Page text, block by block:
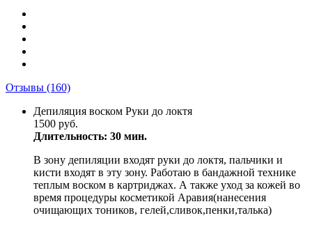
Отзывы (160)
Депиляция воском Руки до локтя
1500 руб.
Длительность: 30 мин.
В зону депиляции входят руки до локтя, пальчики и
кисти входят в эту зону. Работаю в бандажной технике
теплым воском в картриджах. А также уход за кожей во
время процедуры косметикой Аравия(нанесения
очищающих тоников, гелей,сливок,пенки,талька)